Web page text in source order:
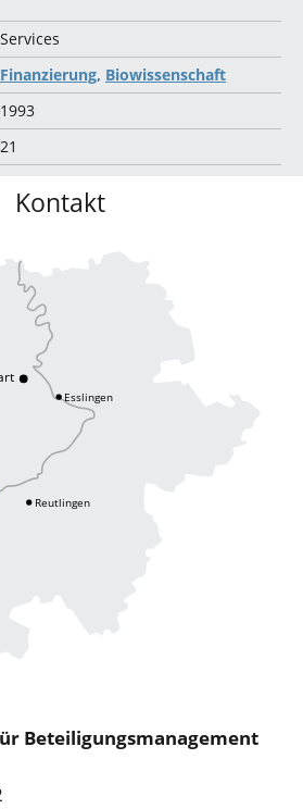
Services
Finanzierung, Biowissenschaft
1993
21
Kontakt
Beteiligungsmanagement